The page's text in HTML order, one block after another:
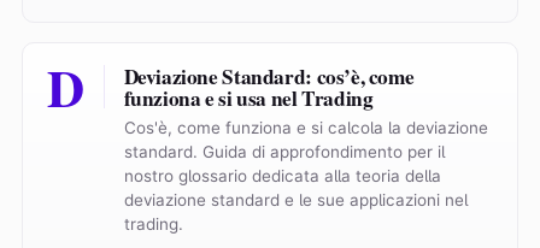
D Deviazione Standard: cos’è, come
funziona e si usa nel Trading
Cos'è, come funziona e si calcola la deviazione
standard. Guida di approfondimento per il
nostro glossario dedicata alla teoria della
deviazione standard e le sue applicazioni nel
trading.